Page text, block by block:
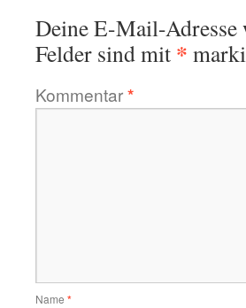
Deine E-Mail-
Felder sind mit *
Kommentar*
Name *